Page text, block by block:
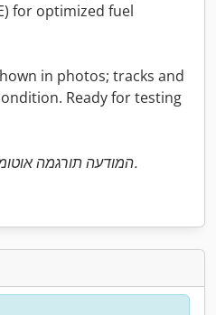
for optimized fuel
in photos; tracks and
Ready for testing
המודעה תורגמה אוטומטית. ייתכנו שגיאות בתרגום.